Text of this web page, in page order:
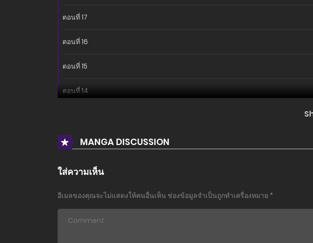
ตอนที่ 17
ตอนที่ 16
ตอนที่ 15
ตอนที่ 14
ตอนที่ 12MANGA DISCUSSION
ใส่ความเห็น
อีเมลของคุณจะไม่แสดงให้คนอื่นเห็น ช่องข้อมูลจำเป็นถูกทำเครื่องหมาย *